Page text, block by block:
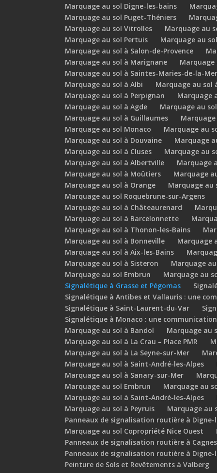
Marquage au sol Digne-les-bains
Marquage au sol Puget-Théniers
Marquage au sol Vitrolles
Marquage au
Marquage au sol Pertuis
Marquage au
Marquage au sol à Salon-de-Provence
Marquage au sol à Marignane
Marquage au sol à Saintes-Maries-de-la-Mer
Marquage au sol à Albi
Marquage au sol
Marquage au sol à Perpignan
Marquage
Marquage au sol à Agde
Marquage au
Marquage au sol à Guillaumes
Marquage au sol Monaco
Marquage au
Marquage au sol à Douvaine
Marquage
Marquage au sol à Cluses
Marquage au
Marquage au sol à Albertville
Marquage
Marquage au sol à Moûtiers
Marquage
Marquage au sol à Orange
Marquage au
Marquage au sol Roquebrune-sur-Argens
Marquage au sol à Châteaurenard
Marquage au sol à Barcelonnette
Marquage au sol à Thonon-les-Bains
Marquage au sol à Bonneville
Marquage
Marquage au sol à Aix-les-Bains
Marquage au sol à Sisteron
Marquage
Marquage au sol Embrun
Marquage au
Signalétique à Grasse et Pégomas
Signalétique à Antibes et Vallauris : une
Signalétique à Saint-Laurent-du-Var
Signalétique à Monaco : une
Marquage au sol à Bandol
Marquage au
Marquage au sol à La Crau – Place PMR
Marquage au sol à La Seyne-sur-Mer
Marquage au sol à Saint-André-les-Alpes
Marquage au sol à Sanary-sur-Mer
Marquage au sol Embrun
Marquage au
Marquage au sol à Saint-André-les-Alpes
Marquage au sol à Peyruis
Marquage au
Panneaux de signalisation routière à Digne-
Marquage au sol Copropriété Nice Ouest
Panneaux de signalisation routière à
Panneaux de signalisation routière à Digne-
Peinture de Sols et Revêtements à Valberg